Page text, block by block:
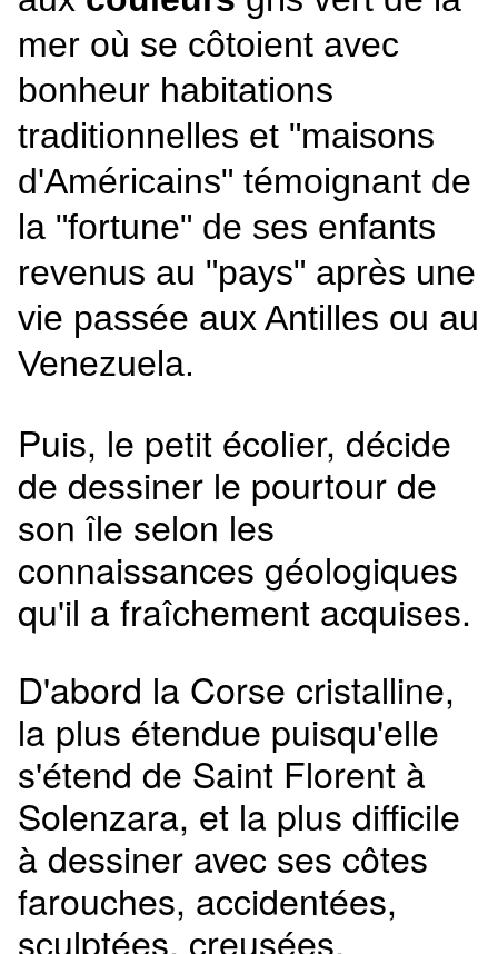
mer où se côtoient avec
bonheur habitations
traditionnelles et "maisons
d'Américains" témoignant de
la "fortune" de ses enfants
revenus au "pays" après une
vie passée aux Antilles ou au
Venezuela.
Puis, le petit écolier, décide
de dessiner le pourtour de
son île selon les
connaissances géologiques
qu'il a fraîchement acquises.
D'abord la Corse cristalline,
la plus étendue puisqu'elle
s'étend de Saint Florent à
Solenzara, et la plus difficile
à dessiner avec ses côtes
farouches, accidentées,
sculptées, creusées,